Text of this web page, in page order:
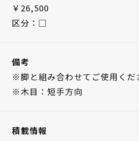
￥26,500
区分：□
備考
※脚と組み合わせてご使用くだ
※木目：短手方向
積載情報